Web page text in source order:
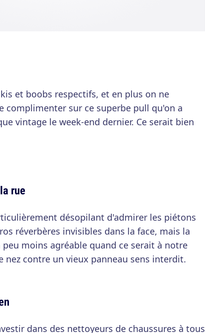
et boobs respectifs, et en plus on ne
complimenter sur ce superbe pull qu'on a
vintage le week-end dernier. Ce serait bien
rue
désopilant d'admirer les piétons
réverbères invisibles dans la face, mais la
moins agréable quand ce serait à notre
nez contre un vieux panneau sens interdit.
dans des nettoyeurs de chaussures à tous